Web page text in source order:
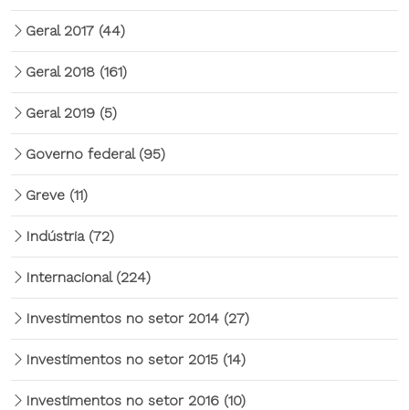
Geral 2017 (44)
Geral 2018 (161)
Geral 2019 (5)
Governo federal (95)
Greve (11)
Indústria (72)
Internacional (224)
Investimentos no setor 2014 (27)
Investimentos no setor 2015 (14)
Investimentos no setor 2016 (10)